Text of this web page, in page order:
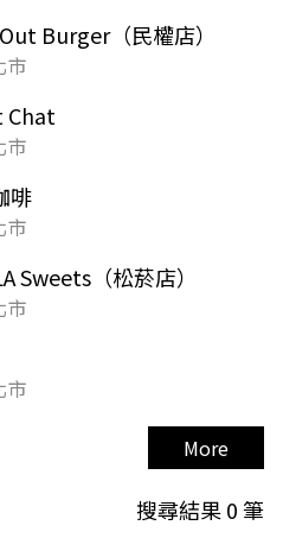
Burger（民權店）
市
Chat
市
啡
市
Sweets（松菸店）
市
市
More
搜尋結果0筆